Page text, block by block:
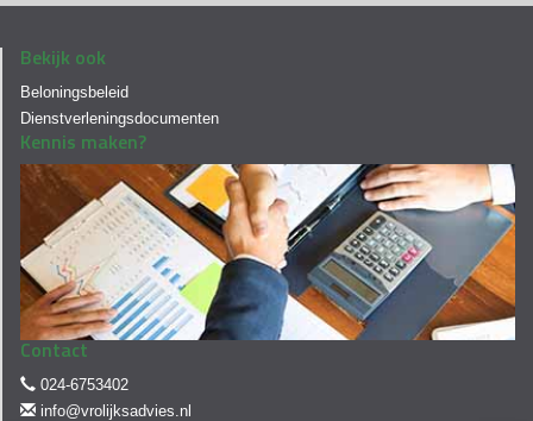
Bekijk ook
Beloningsbeleid
Dienstverleningsdocumenten
Kennis maken?
Contact
024-6753402
info@vrolijksadvies.nl